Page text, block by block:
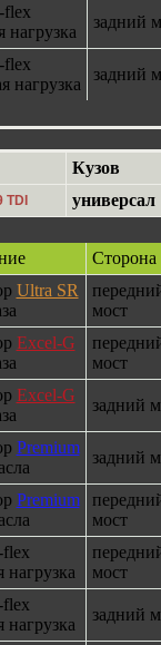
нагрузка
задний
нагрузка
задний
Кузов
TDI универсал
Сторона
Ultra SR
мост
Excel-G
мост
Excel-G
задний
Premium
задний
Premium
мост
нагрузка
мост
нагрузка
задний